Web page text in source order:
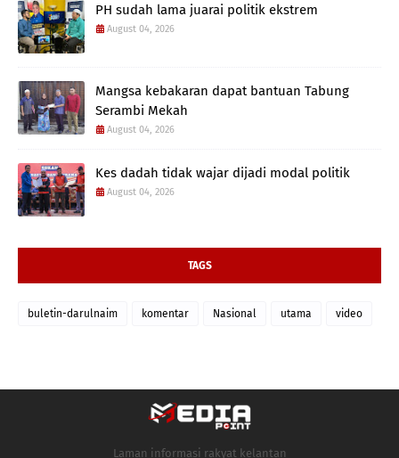
PH sudah lama juarai politik ekstrem
August 04, 2026
Mangsa kebakaran dapat bantuan Tabung
Serambi Mekah
August 04, 2026
Kes dadah tidak wajar dijadi modal politik
August 04, 2026
TAGS
buletin-darulnaim komentar Nasional utama video
Laman informasi rakyat kelantan